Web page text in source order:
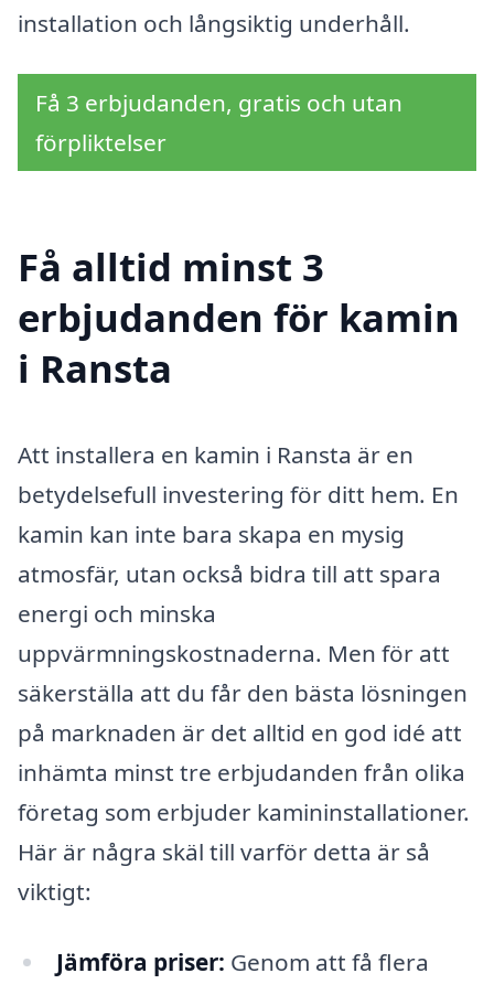
installation och långsiktig underhåll.
Få 3 erbjudanden, gratis och utan
förpliktelser
Få alltid minst 3
erbjudanden för kamin
i Ransta
Att installera en kamin i Ransta är en
betydelsefull investering för ditt hem. En
kamin kan inte bara skapa en mysig
atmosfär, utan också bidra till att spara
energi och minska
uppvärmningskostnaderna. Men för att
säkerställa att du får den bästa lösningen
på marknaden är det alltid en god idé att
inhämta minst tre erbjudanden från olika
företag som erbjuder kamininstallationer.
Här är några skäl till varför detta är så
viktigt:
Jämföra priser: Genom att få flera